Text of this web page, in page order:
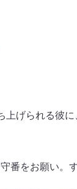
げられる彼
番をお願い。